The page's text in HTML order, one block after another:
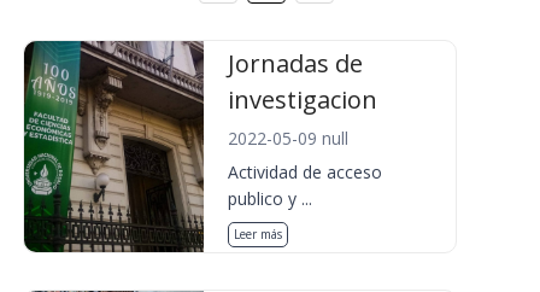
Jornadas de
investigacion
2022-05-09 null
Actividad de acceso
publico y ...
Leer más